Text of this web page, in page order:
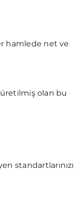
hamlede net ve
olan bu
standartlarınızı